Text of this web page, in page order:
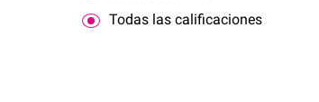
Todas las calificaciones